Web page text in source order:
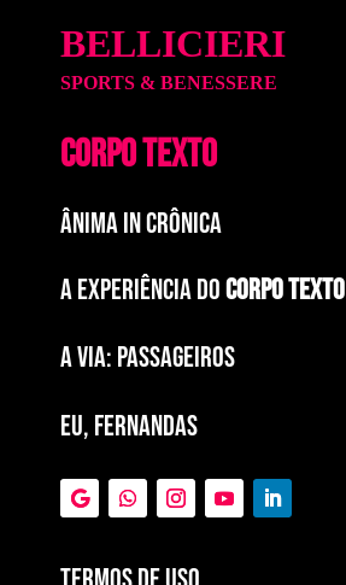
BELLICIERI
SPORTS & BENESSERE
CORPO TEXTO
ÂNIMA IN CRÔNICA
A EXPERIÊNCIA DOCORPO TEXTO
a via: paSSAGEIROS
EU, FERNANDAS